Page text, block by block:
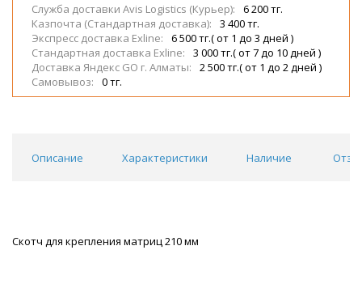
Служба доставки Avis Logistics (Курьер):
6 200 тг.
Казпочта (Стандартная доставка):
3 400 тг.
Экспресс доставка Exline:
6 500 тг.( от 1 до 3 дней )
Стандартная доставка Exline:
3 000 тг.( от 7 до 10 дней )
Доставка Яндекс GO г. Алматы:
2 500 тг.( от 1 до 2 дней )
Самовывоз:
0 тг.
Описание Характеристики Наличие
Скотч для крепления матриц 210 мм